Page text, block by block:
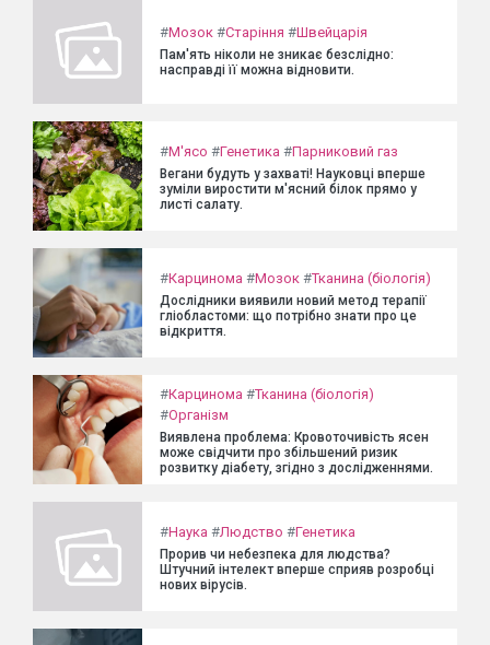
#Мозок #Старіння #Швейцарія
Пам'ять ніколи не зникає безслідно:
насправді її можна відновити.
#М'ясо #Генетика #Парниковий газ
Вегани будуть у захваті! Науковці вперше
зуміли виростити м'ясний білок прямо у
листі салату.
#Карцинома #Мозок #Тканина (біологія)
Дослідники виявили новий метод терапії
гліобластоми: що потрібно знати про це
відкриття.
#Карцинома #Тканина (біологія)
#Організм
Виявлена проблема: Кровоточивість ясен
може свідчити про збільшений ризик
розвитку діабету, згідно з дослідженнями.
#Наука #Людство #Генетика
Прорив чи небезпека для людства?
Штучний інтелект вперше сприяв розробці
нових вірусів.